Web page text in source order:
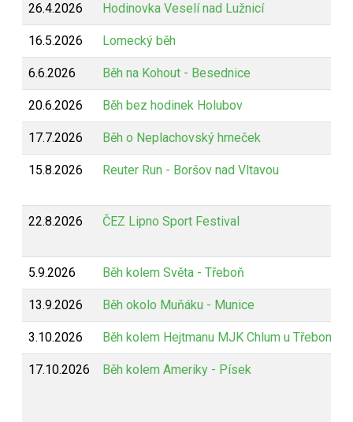
26.4.2026 Hodinovka Veselí nad Lužnicí
16.5.2026 Lomecký běh
6.6.2026 Běh na Kohout - Besednice
20.6.2026 Běh bez hodinek Holubov
17.7.2026 Běh o Neplachovský hrneček
15.8.2026 Reuter Run - Boršov nad Vltavou
22.8.2026 ČEZ Lipno Sport Festival
5.9.2026 Běh kolem Světa - Třeboň
13.9.2026 Běh okolo Muňáku - Munice
3.10.2026 Běh kolem Hejtmanu MJK Chlum u Třeboně
17.10.2026 Běh kolem Ameriky - Písek